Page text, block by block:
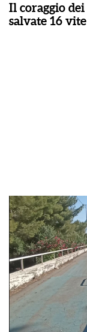
Il coraggio dei
salvate 16